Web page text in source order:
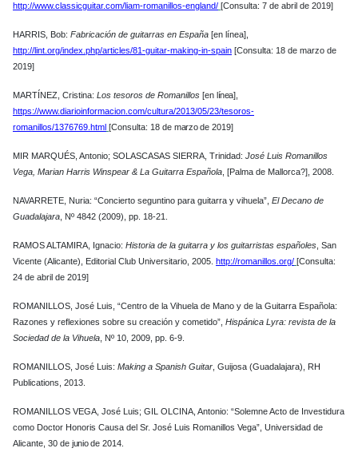
http://www.classicguitar.com/liam-romanillos-england/ [Consulta: 7 de abril de 2019]
HARRIS, Bob: Fabricación de guitarras en España [en línea],
http://lint.org/index.php/articles/81-guitar-making-in-spain [Consulta: 18 de marzo de
2019]
MARTÍNEZ, Cristina: Los tesoros de Romanillos [en línea],
https://www.diarioinformacion.com/cultura/2013/05/23/tesoros-
romanillos/1376769.html [Consulta: 18 de marzode 2019]
MIR MARQUÉS, Antonio; SOLASCASAS SIERRA, Trinidad: José Luis Romanillos
Vega, Marian Harris Winspear & La Guitarra Española, [Palma de Mallorca?], 2008.
NAVARRETE, Nuria: “Concierto seguntino para guitarra y vihuela”, El Decano de
Guadalajara, Nº 4842 (2009), pp. 18-21.
RAMOS ALTAMIRA, Ignacio: Historia de la guitarra y los guitarristas españoles, San
Vicente (Alicante), Editorial Club Universitario, 2005. http://romanillos.org/ [Consulta:
24 de abril de 2019]
ROMANILLOS, José Luis, “Centro de la Vihuela de Mano y de la Guitarra Española:
Razones y reflexiones sobre su creación y cometido”, Hispánica Lyra: revista de la
Sociedad de la Vihuela, Nº 10, 2009, pp. 6-9.
ROMANILLOS, José Luis: Making a Spanish Guitar, Guijosa (Guadalajara), RH
Publications, 2013.
ROMANILLOS VEGA, José Luis; GIL OLCINA, Antonio: “Solemne Acto de Investidura
como Doctor Honoris Causa del Sr. José Luis Romanillos Vega”, Universidad de
Alicante, 30 de juniode 2014.